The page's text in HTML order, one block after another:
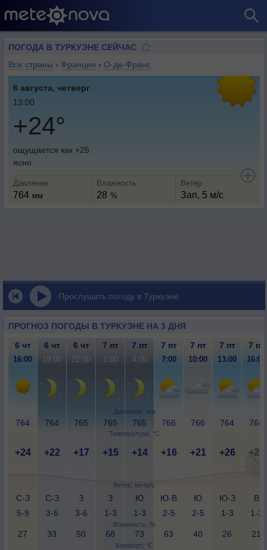
ПОГОДА В ТУРКУЭНЕ СЕЙЧАС
Все страны › Франция › О-де-Франс
6 августа, четверг
13:00
+24°
ощущается как +25
ясно
Давление
764 мм
Влажность
28 %
Ветер
Зап, 5 м/с
Прослушать погоду в Туркуэне
ПРОГНОЗ ПОГОДЫ В ТУРКУЭНЕ НА 3 ДНЯ
Давление, мм
Температура, °C
Ветер, метр/с
Влажность, %
Комфорт, °C
6 чт 6 чт 6 чт 7 пт 7 пт 7 пт 7 пт 7 пт 7 пт
16:00 19:00 22:00 1:00 4:00 7:00 10:00 13:00 16:00
764 764 765 765 765 766 766 764 764
+24 +22 +17 +15 +14 +16 +21 +26 +27
С-З
5-9
С-З
3-6
З
3-6
З
1-3
Ю
1-3
Ю-В
2-5
Ю
2-5
Ю-З
1-3
В
1-3
27 33 50 68 73 63 40 26 21